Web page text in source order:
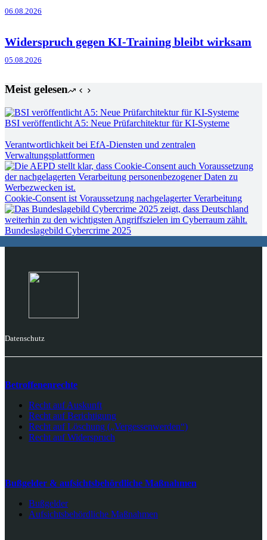
06.08.2026
Widerspruch gegen KI-Training bleibt wirksam
05.08.2026
Meist gelesen
BSI veröffentlicht A5: Neue Prüfarchitektur für KI-Systeme
Verantwortlichkeit bei EfA-Diensten und zentralen
Verwaltungsplattformen
Cookie-Consent ist Voraussetzung nachgelagerter Verarbeitung
Bundeslagebild Cybercrime 2025
Datenschutz
Betroffenenrechte
Recht auf Auskunft
Recht auf Berichtigung
Recht auf Löschung („Vergessenwerden“)
Recht auf Widerspruch
Bußgelder & aufsichtsbehördliche Maßnahmen
Bußgelder
Aufsichtsbehördliche Maßnahmen